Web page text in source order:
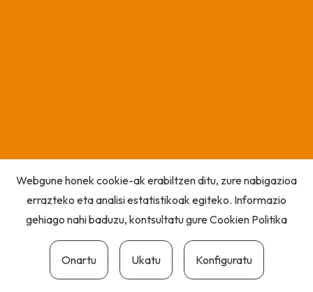
Webgune honek cookie-ak erabiltzen ditu, zure nabigazioa
errazteko eta analisi estatistikoak egiteko. Informazio
gehiago nahi baduzu, kontsultatu gureCookien Politika
Onartu Ukatu Konfiguratu